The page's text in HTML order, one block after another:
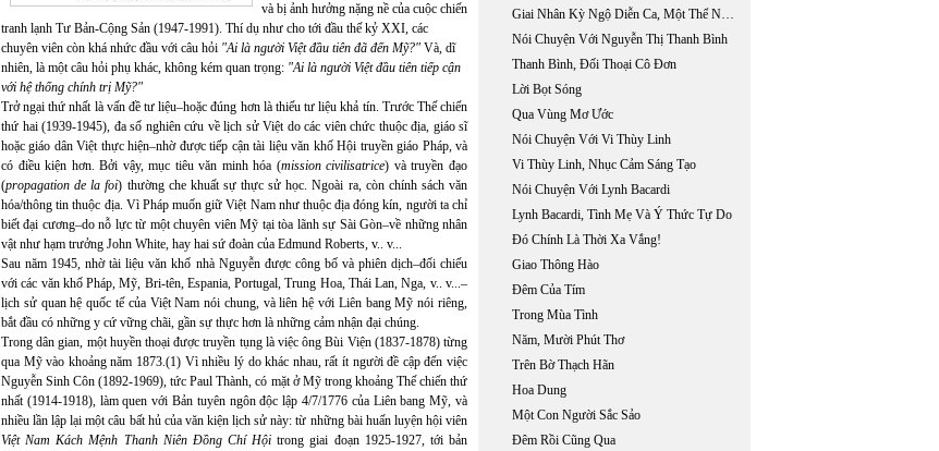
Giai Nhân Kỳ Ngộ Diễn Ca, Một Thể Nghiệm Mới Của Phan Châu Trinh Về Truyện Thơ Lục Bát
Nói Chuyện Với Nguyễn Thị Thanh Bình
Thanh Bình, Đối Thoại Cô Đơn
Lời Bọt Sóng
Qua Vùng Mơ Ước
Nói Chuyện Với Vi Thùy Linh
Vi Thùy Linh, Nhục Cảm Sáng Tạo
Nói Chuyện Với Lynh Bacardi
Lynh Bacardi, Tình Mẹ Và Ý Thức Tự Do
Đó Chính Là Thời Xa Vắng!
Giao Thông Hào
Đêm Của Tím
Trong Mùa Tình
Năm, Mười Phút Thơ
Trên Bờ Thạch Hãn
Hoa Dung
Một Con Người Sắc Sảo
Đêm Rồi Cũng Qua
và bị ảnh hưởng nặng nề của cuộc chiến
tranh lạnh Tư Bản-Cộng Sản (1947-1991). Thí dụ như cho tới đầu thế kỷ XXI, các
chuyên viên còn khá nhức đầu với câu hỏi "Ai là người Việt đầu tiên đã đến Mỹ?" Và, dĩ
nhiên, là một câu hỏi phụ khác, không kém quan trọng: "Ai là người Việt đầu tiên tiếp cận
với hệ thống chính trị Mỹ?"
Trở ngại thứ nhất là vấn đề tư liệu–hoặc đúng hơn là thiếu tư liệu khả tín. Trước Thế chiến
thứ hai (1939-1945), đa số nghiên cứu về lịch sử Việt do các viên chức thuộc địa, giáo sĩ
hoặc giáo dân Việt thực hiện–nhờ được tiếp cận tài liệu văn khố Hội truyền giáo Pháp, và
có điều kiện hơn. Bởi vậy, mục tiêu văn minh hóa (mission civilisatrice) và truyền đạo
(propagation de la foi) thường che khuất sự thực sử học. Ngoài ra, còn chính sách văn
hóa/thông tin thuộc địa. Vì Pháp muốn giữ Việt Nam như thuộc địa đóng kín, người ta chỉ
biết đại cương–do nỗ lực từ một chuyên viên Mỹ tại tòa lãnh sự Sài Gòn–về những nhân
vật như hạm trưởng John White, hay hai sứ đoàn của Edmund Roberts, v.. v...
Sau năm 1945, nhờ tài liệu văn khố nhà Nguyễn được công bố và phiên dịch–đối chiếu
với các văn khố Pháp, Mỹ, Bri-tên, Espania, Portugal, Trung Hoa, Thái Lan, Nga, v.. v...–
lịch sử quan hệ quốc tế của Việt Nam nói chung, và liên hệ với Liên bang Mỹ nói riêng,
bắt đầu có những y cứ vững chãi, gần sự thực hơn là những cảm nhận đại chúng.
Trong dân gian, một huyền thoại được truyền tụng là việc ông Bùi Viện (1837-1878) từng
qua Mỹ vào khoảng năm 1873.(1) Vì nhiều lý do khác nhau, rất ít người đề cập đến việc
Nguyễn Sinh Côn (1892-1969), tức Paul Thành, có mặt ở Mỹ trong khoảng Thế chiến thứ
nhất (1914-1918), làm quen với Bản tuyên ngôn độc lập 4/7/1776 của Liên bang Mỹ, và
nhiều lần lập lại một câu bất hủ của văn kiện lịch sử này: từ những bài huấn luyện hội viên
Việt Nam Kách Mệnh Thanh Niên Đồng Chí Hộitrong giai đoạn 1925-1927, tới bản